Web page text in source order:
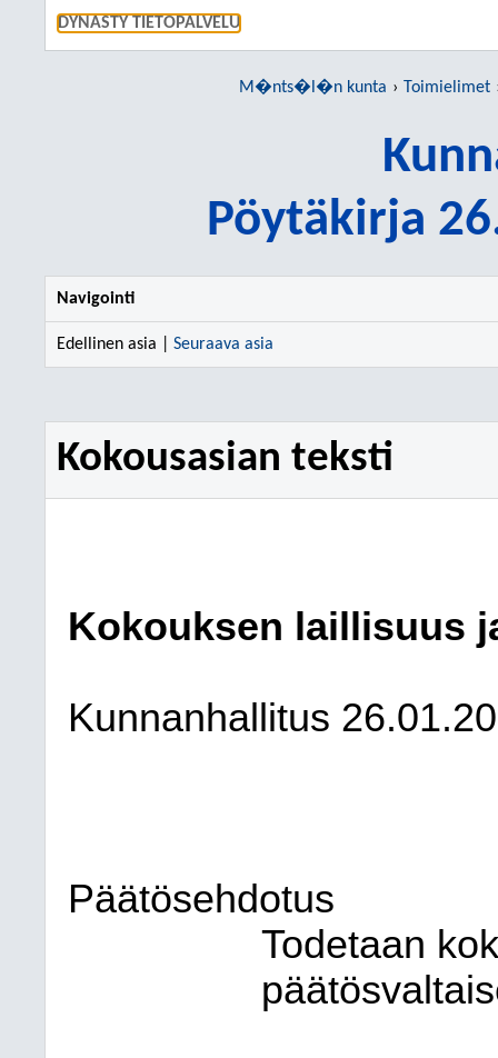
DYNASTY TIETOPALVELU
M�nts�l�n kunta Toimielimet
Pöytäkirja
Navigointi
Edellinen asia | Seuraava asia
Kokousasian teksti
Kokouksen laillisuus
Kunnanhallitus
Päätösehdotus
Todetaan